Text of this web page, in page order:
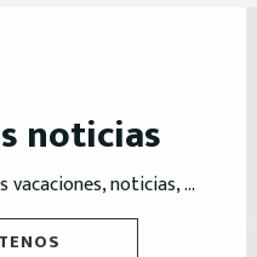
noticias
vacaciones, noticias, ...